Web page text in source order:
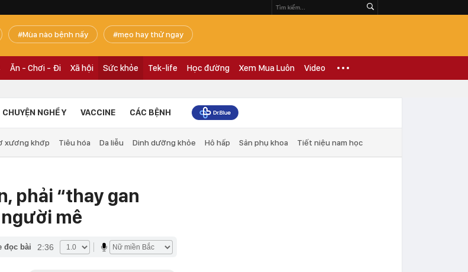
Mùa nào bệnh nấy mẹo hay thử ngay
Ăn - Chơi - Đi Xã hội Sức khỏe Tek-life Học đường Xem Mua Luôn Video
CHUYỆN NGHỀ Y VACCINE CÁC BỆNH
xương khớp Tiêu hóa Da liễu Dinh dưỡng khỏe Hô hấp Sản phụ khoa Tiết niệu nam học
phải “thay gan
mê
đọc bài 2:36